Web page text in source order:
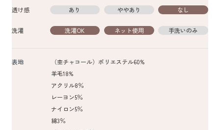
透け感 あり ややあり なし
洗濯 洗濯OK ネット使用 手洗いのみ
表地
（杢チャコール）ポリエステル60%
羊毛18%
アクリル8％
レーヨン5％
ナイロン5％
綿3％